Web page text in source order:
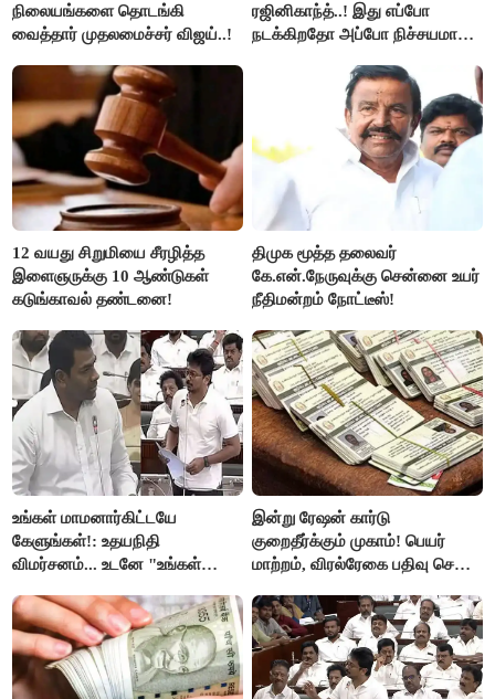
நிலையங்களை தொடங்கி
வைத்தார் முதலமைச்சர் விஜய்..!
ரஜினிகாந்த்..! இது எப்போ
நடக்கிறதோ அப்போ நிச்சயமாக
ரஜினிகாந்த்..!
12 வயது சிறுமியை சீரழித்த
இளைஞருக்கு 10 ஆண்டுகள்
கடுங்காவல் தண்டனை!
திமுக மூத்த தலைவர்
கே.என்.நேருவுக்கு சென்னை உயர்
நீதிமன்றம் நோட்டீஸ்!
உங்கள் மாமனார்கிட்டயே
கேளுங்கள்!: உதயநிதி
விமர்சனம்... உடனே "உங்கள்
ஆதவ் அர்ஜுனா பதிலடி!
இன்று ரேஷன் கார்டு
குறைதீர்க்கும் முகாம்! பெயர்
மாற்றம், விரல்ரேகை பதிவு செய்ய